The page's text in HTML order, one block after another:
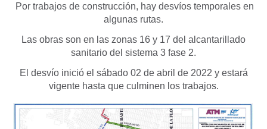
Por trabajos de construcción, hay desvíos temporales en
algunas rutas.
Las obras son en las zonas 16 y 17 del alcantarillado
sanitario del sistema 3 fase 2.
El desvío inició el sábado 02 de abril de 2022 y estará
vigente hasta que culminen los trabajos.